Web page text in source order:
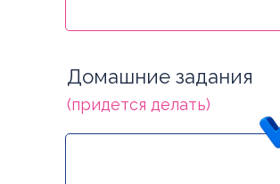
Домашние задания
(придется делать)